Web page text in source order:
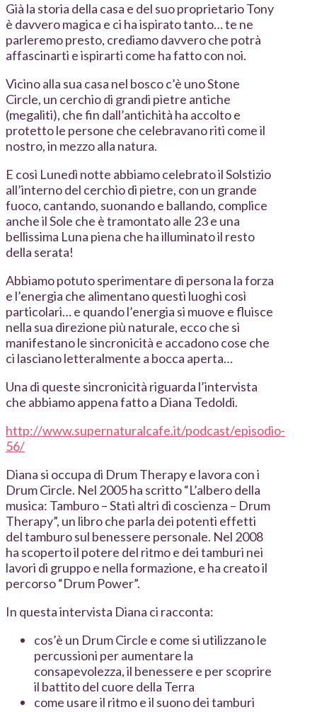
Già la storia della casa e del suo proprietario Tony
è davvero magica e ci ha ispirato tanto… te ne
parleremo presto, crediamo davvero che potrà
affascinarti e ispirarti come ha fatto con noi.
Vicino alla sua casa nel bosco c’è uno Stone
Circle, un cerchio di grandi pietre antiche
(megaliti), che fin dall’antichità ha accolto e
protetto le persone che celebravano riti come il
nostro, in mezzo alla natura.
E così Lunedì notte abbiamo celebrato il Solstizio
all’interno del cerchio di pietre, con un grande
fuoco, cantando, suonando e ballando, complice
anche il Sole che è tramontato alle 23 e una
bellissima Luna piena che ha illuminato il resto
della serata!
Abbiamo potuto sperimentare di persona la forza
e l’energia che alimentano questi luoghi così
particolari… e quando l’energia si muove e fluisce
nella sua direzione più naturale, ecco che si
manifestano le sincronicità e accadono cose che
ci lasciano letteralmente a bocca aperta…
Una di queste sincronicità riguarda l’intervista
che abbiamo appena fatto a Diana Tedoldi.
http://www.supernaturalcafe.it/podcast/episodio-
56/
Diana si occupa di Drum Therapy e lavora con i
Drum Circle. Nel 2005 ha scritto “L’albero della
musica: Tamburo – Stati altri di coscienza – Drum
Therapy”, un libro che parla dei potenti effetti
del tamburo sul benessere personale. Nel 2008
ha scoperto il potere del ritmo e dei tamburi nei
lavori di gruppo e nella formazione, e ha creato il
percorso “Drum Power”.
In questa intervista Diana ci racconta:
cos’è un Drum Circle e come si utilizzano le
percussioni per aumentare la
consapevolezza, il benessere e per scoprire
il battito del cuore della Terra
come usare il ritmo e il suono dei tamburi